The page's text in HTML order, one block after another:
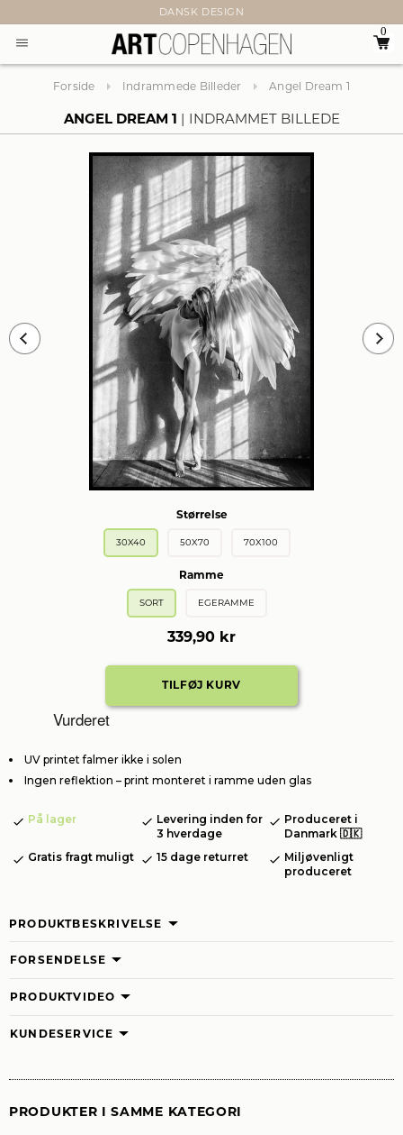
DANSK DESIGN
0
Forside Indrammede Billeder Angel Dream 1
ANGEL DREAM 1 INDRAMMET BILLEDE
Størrelse
30X40 50X70 70X100
Ramme
SORT EGERAMME
339,90 kr
Vurderet
UV printet falmer ikke i solen
Ingen reflektion – print monteret i ramme uden glas
På lager
Levering inden for
3 hverdage
Produceret i
Danmark 🇩🇰
Gratis fragt muligt
15 dage returret
Miljøvenligt
produceret
PRODUKTBESKRIVELSE
FORSENDELSE
PRODUKTVIDEO
KUNDESERVICE
PRODUKTER I SAMME KATEGORI